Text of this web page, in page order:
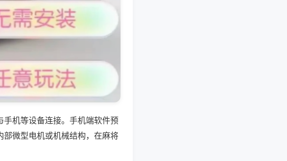
机等设备连接。手机端软件预
微型电机或机械结构，在麻将